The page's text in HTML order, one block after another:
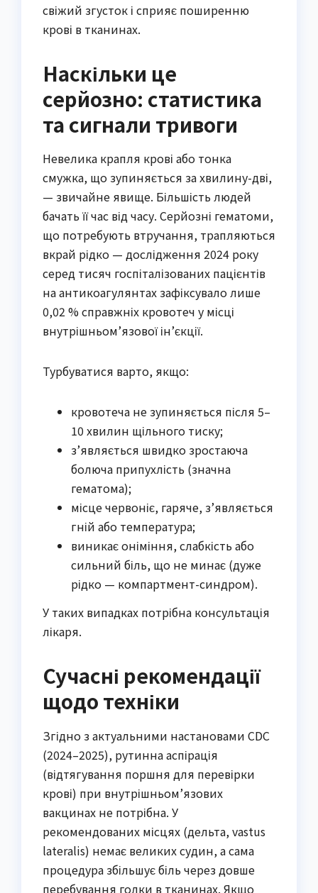
свіжий згусток і сприяє поширенню
крові в тканинах.
Наскільки це
серйозно: статистика
та сигнали тривоги
Невелика крапля крові або тонка
смужка, що зупиняється за хвилину-дві,
— звичайне явище. Більшість людей
бачать її час від часу. Серйозні гематоми,
що потребують втручання, трапляються
вкрай рідко — дослідження 2024 року
серед тисяч госпіталізованих пацієнтів
на антикоагулянтах зафіксувало лише
0,02 % справжніх кровотеч у місці
внутрішньом’язової ін’єкції.
Турбуватися варто, якщо:
кровотеча не зупиняється після 5–
10 хвилин щільного тиску;
з’являється швидко зростаюча
болюча припухлість (значна
гематома);
місце червоніє, гаряче, з’являється
гній або температура;
виникає оніміння, слабкість або
сильний біль, що не минає (дуже
рідко — компартмент-синдром).
У таких випадках потрібна консультація
лікаря.
Сучасні рекомендації
щодо техніки
Згідно з актуальними настановами CDC
(2024–2025), рутинна аспірація
(відтягування поршня для перевірки
крові) при внутрішньом’язових
вакцинах не потрібна. У
рекомендованих місцях (дельта, vastus
lateralis) немає великих судин, а сама
процедура збільшує біль через довше
перебування голки в тканинах. Якщо